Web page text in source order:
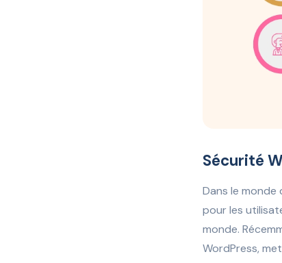
Sécurité
Dans le
pour les
monde.
WordPress,